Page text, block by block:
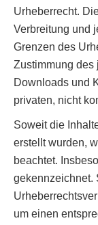
Urheberrecht.
Verbreitung und
Grenzen des
Zustimmung des
Downloads und
privaten, nicht
Soweit die
erstellt wurden,
beachtet.
gekennzeichnet.
um einen